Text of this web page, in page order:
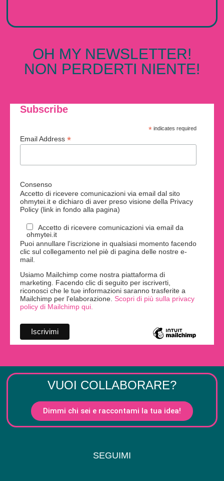
OH MY NEWSLETTER!
NON PERDERTI NIENTE!
Subscribe
* indicates required
Email Address *
Consenso
Accetto di ricevere comunicazioni via email dal sito
ohmytei.it e dichiaro di aver preso visione della Privacy
Policy (link in fondo alla pagina)
Accetto di ricevere comunicazioni via email da
ohmytei.it
Puoi annullare l'iscrizione in qualsiasi momento facendo
clic sul collegamento nel piè di pagina delle nostre e-
mail.
Usiamo Mailchimp come nostra piattaforma di
marketing. Facendo clic di seguito per iscriverti,
riconosci che le tue informazioni saranno trasferite a
Mailchimp per l'elaborazione. Scopri di più sulla privacy
policy di Mailchimp qui.
VUOI COLLABORARE?
Dimmi chi sei e raccontami la tua idea!
SEGUIMI